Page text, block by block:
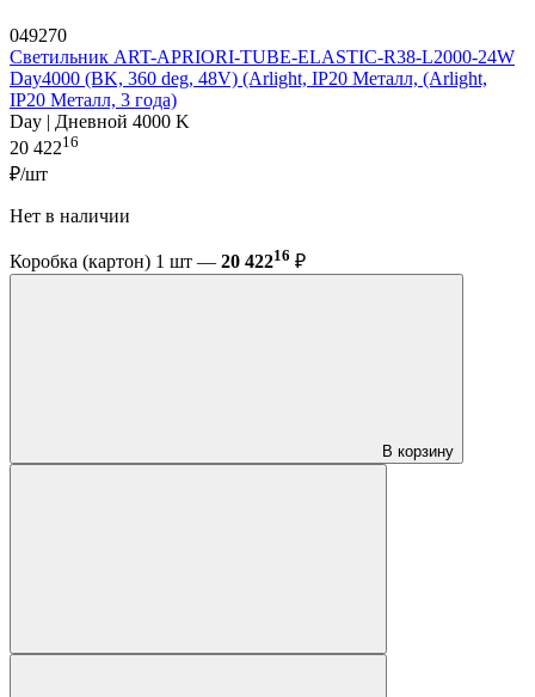
049270
Светильник ART-APRIORI-TUBE-ELASTIC-R38-L2000-24W
Day4000 (BK, 360 deg, 48V) (Arlight, IP20 Металл, (Arlight,
IP20 Металл, 3 года)
Day | Дневной 4000 K
20 42216
₽/шт
Нет в наличии
Коробка (картон) 1 шт — 20 42216 ₽
В корзину